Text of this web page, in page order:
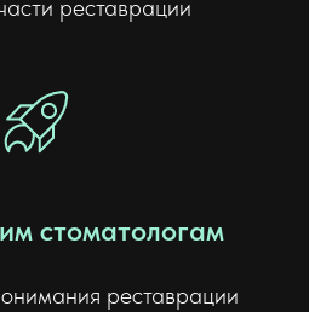
реставрации
стоматологам
реставрации